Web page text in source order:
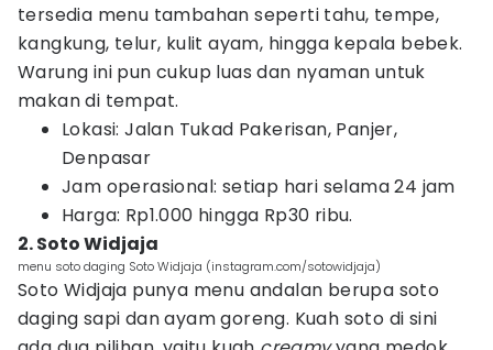
tersedia menu tambahan seperti tahu, tempe,
kangkung, telur, kulit ayam, hingga kepala bebek.
Warung ini pun cukup luas dan nyaman untuk
makan di tempat.
Lokasi: Jalan Tukad Pakerisan, Panjer,
Denpasar
Jam operasional: setiap hari selama 24 jam
Harga: Rp1.000 hingga Rp30 ribu.
2. Soto Widjaja
menu soto daging Soto Widjaja (instagram.com/sotowidjaja)
Soto Widjaja punya menu andalan berupa soto
daging sapi dan ayam goreng. Kuah soto di sini